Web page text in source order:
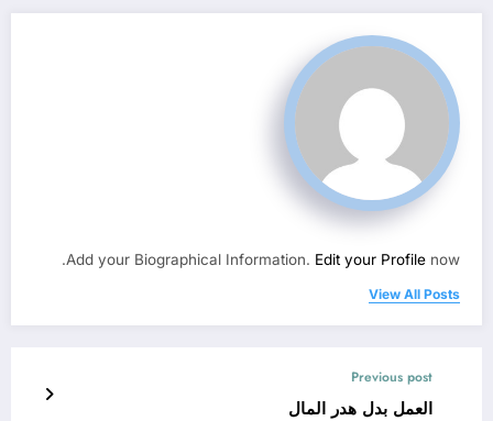
Add your Biographical Information. Edit your Profile now.
View All Posts
Previous post
العمل بدل هدر المال